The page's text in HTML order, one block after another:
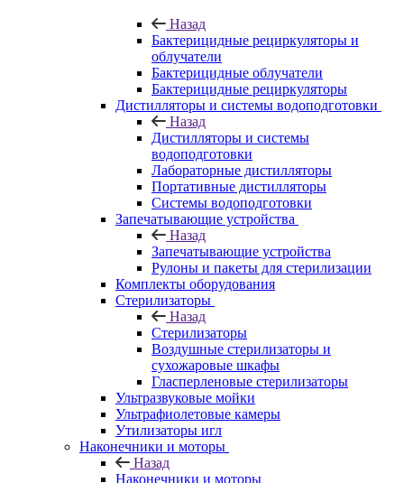
Назад
Бактерицидные рециркуляторы и
облучатели
Бактерицидные облучатели
Бактерицидные рециркуляторы
Дистилляторы и системы водоподготовки
Назад
Дистилляторы и системы
водоподготовки
Лабораторные дистилляторы
Портативные дистилляторы
Системы водоподготовки
Запечатывающие устройства
Назад
Запечатывающие устройства
Рулоны и пакеты для стерилизации
Комплекты оборудования
Стерилизаторы
Назад
Стерилизаторы
Воздушные стерилизаторы и
сухожаровые шкафы
Гласперленовые стерилизаторы
Ультразвуковые мойки
Ультрафиолетовые камеры
Утилизаторы игл
Наконечники и моторы
Назад
Наконечники и моторы